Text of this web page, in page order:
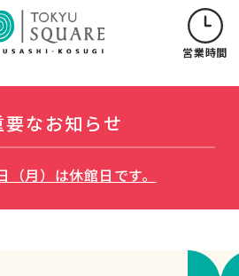
営業時間
要なお知らせ
（月）は休館日です。